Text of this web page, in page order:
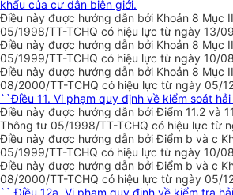
khẩu của cư dân biên giới.
Điều này được hướng dẫn bởi Khoản 8 Mục
05/1998/TT-TCHQ có hiệu lực từ ngày 13/
Điều này được hướng dẫn bởi Khoản 8 Mục
05/1999/TT-TCHQ có hiệu lực từ ngày 10/
Điều này được hướng dẫn bởi Khoản 8 Mục
08/2000/TT-TCHQ có hiệu lực từ ngày 05/
``Điều 11. Vi phạm quy định về kiểm soát hải
Điều này được hướng dẫn bởi Điểm 11.2 và
Thông tư 05/1998/TT-TCHQ có hiệu lực từ
Điều này được hướng dẫn bởi Điểm b và c
05/1999/TT-TCHQ có hiệu lực từ ngày 10/
Điều này được hướng dẫn bởi Điểm b và c
08/2000/TT-TCHQ có hiệu lực từ ngày 05/
`` Điều 12a. Vi phạm quy định về kiểm tra